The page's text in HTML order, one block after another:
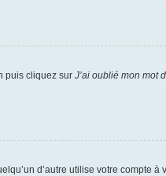
puis cliquez sur J’ai oublié mon mot
d’autre utilise votre compte à